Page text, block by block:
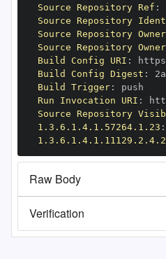
Source Repository Ref :
Source Repository
Source Repository
Source Repository
Build Config URI : https
Build Config Digest :
Build Trigger:
Run Invocation URI :
Source Repository
1.3.6.1.4.1.57264.1.23 :
1.3.6.1.4.1.11129.2.4.2
Raw Body
Verification